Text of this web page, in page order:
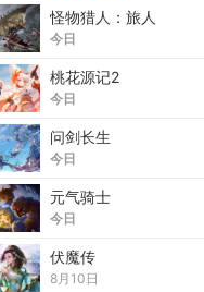
怪物猎人：旅人
今日
桃花源记2
今日
问剑长生
今日
元气骑士
今日
伏魔传
8月10日